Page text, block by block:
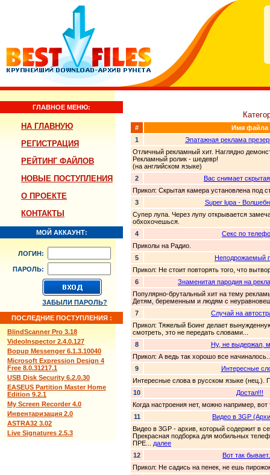
ГЛАВНОЕ МЕНЮ:
НА ГЛАВНУЮ
РЕГИСТРАЦИЯ
РЕЙТИНГ ФАЙЛОВ
НОВЫЕ ПОСТУПЛЕНИЯ
О ПРОЕКТЕ
КОНТАКТЫ
МОЙ АККАУНТ:
ЛОГИН:
ПАРОЛЬ:
ЗАБЫЛИ ПАРОЛЬ?
ПОСЛЕДНИЕ ПОСТУПЛЕНИЯ :
BlindScanner Pro 3.18
VideoInspector 2.4.0.127
Bopup Messenger 6.1.3.10040
Microsoft Expression Design 4
Free 8.0.31217.1
USB Disk Security 6.2.0.30
EASEUS Partition Master Home
Edition 9.2.1
My Screen Recorder 4.0
Инвентаризация 2.0
ASTRA32 3.02
Live Signatures 2.5.3
#
Имя файла
1
Эпатажная реклама
Отличный рекламный хит. Наглядно
Рекламный ролик - шедевр!
(на английском языке)
2
Вас снимает
Прикол: Скрытая камера установлена под
3
Super lupa -
Супер лупа. Через лупу открывается
обхохочешься.
4
Секс по
Приколы на Радио.
5
Неподрожаемый
Прикол: Не стоит повторять того, что
6
Знаменитая пародия на
Популярно-брутальный хит на тему
Детям, беременным и людям с
7
Случай на
Прикол: Тяжелый Боинг делает
смотреть, это не передать словами...
8
Ну, не выдержал,
Прикол: А ведь так хорошо все
9
Интересные
Интересные слова в русском языке (нец.).
10
Достал!!!
Когда настроения нет, можно например,
11
Видео в 3GP
Видео в 3GP - архив, который содержит в
Прекрасная подборка для мобильных
ПРЕ... далее
12
Вот так
Прикол: Не садись на пенек, не ешь